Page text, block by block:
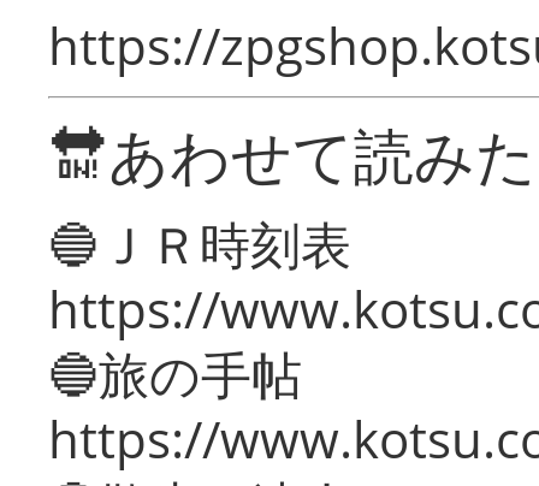
https://
🔛あわせて読み
🔵ＪＲ時刻表
https://
🔵旅の手帖
https://